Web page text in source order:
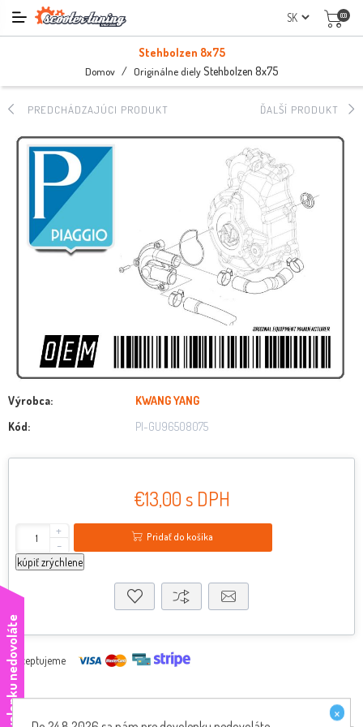
(0)
Stehbolzen 8x75
Domov / Originálne dielyStehbolzen 8x75
PREDCHÁDZAJÚCI PRODUKT ĎALŠÍ PRODUKT
Výrobca:
KWANG YANG
Kód:
PI-GU96508075
€13,00 s DPH
+
-
Pridať do košíka
kúpiť zrýchlene
Akceptujeme
×